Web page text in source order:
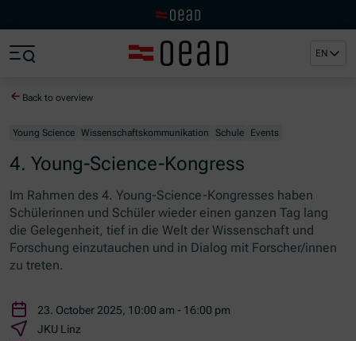
EN
Back to overview
Young Science Wissenschaftskommunikation Schule Events
4. Young-Science-Kongress
Im Rahmen des 4.Young-Science-Kongresses haben
Schülerinnen und Schüler wieder einen ganzen Tag lang
die Gelegenheit, tief in die Welt der Wissenschaft und
Forschung einzutauchen und in Dialog mit Forscher/innen
zu treten.
23. October 2025, 10:00 am - 16:00 pm
JKU Linz